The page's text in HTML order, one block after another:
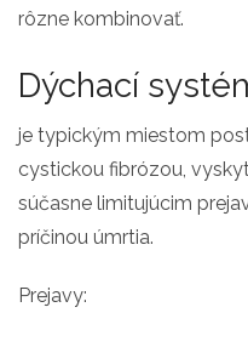
rôzne kombinovať.
Dýchací
je typickým miestom
cystickou fibrózou,
súčasne limitujúcim
príčinou úmrtia.
Prejavy: